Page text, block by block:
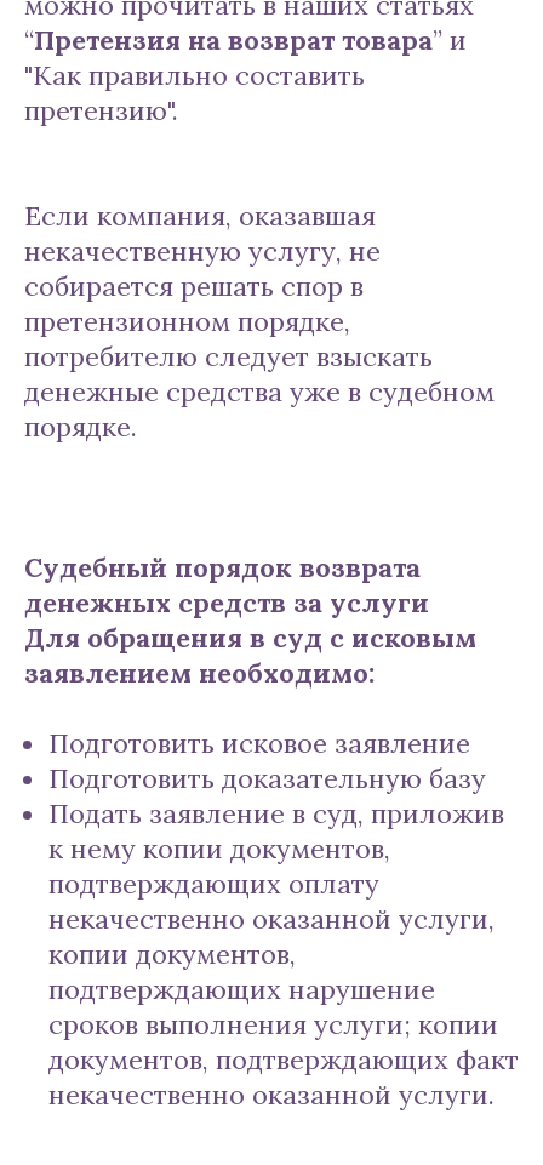
“Претензия на возврат товара” и
"Как правильно составить
претензию".
Если компания, оказавшая
некачественную услугу, не
собирается решать спор в
претензионном порядке,
потребителю следует взыскать
денежные средства уже в судебном
порядке.
Судебный порядок возврата
денежных средств за услуги
Для обращения в суд с исковым
заявлением необходимо:
Подготовить исковое заявление
Подготовить доказательную базу
Подать заявление в суд, приложив
к нему копии документов,
подтверждающих оплату
некачественно оказанной услуги,
копии документов,
подтверждающих нарушение
сроков выполнения услуги; копии
документов, подтверждающих факт
некачественно оказанной услуги.